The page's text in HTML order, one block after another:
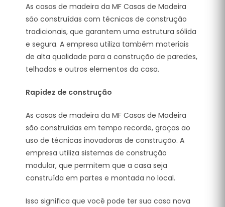
As casas de madeira da MF Casas de Madeira
são construídas com técnicas de construção
tradicionais, que garantem uma estrutura sólida
e segura. A empresa utiliza também materiais
de alta qualidade para a construção de paredes,
telhados e outros elementos da casa.
Rapidez de construção
As casas de madeira da MF Casas de Madeira
são construídas em tempo recorde, graças ao
uso de técnicas inovadoras de construção. A
empresa utiliza sistemas de construção
modular, que permitem que a casa seja
construída em partes e montada no local.
Isso significa que você pode ter sua casa nova